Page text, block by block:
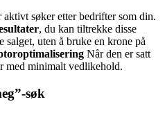
søker etter bedrifter som din.
, du kan tiltrekke disse
uten å bruke en krone på
Når den er satt
med minimalt vedlikehold.
søk